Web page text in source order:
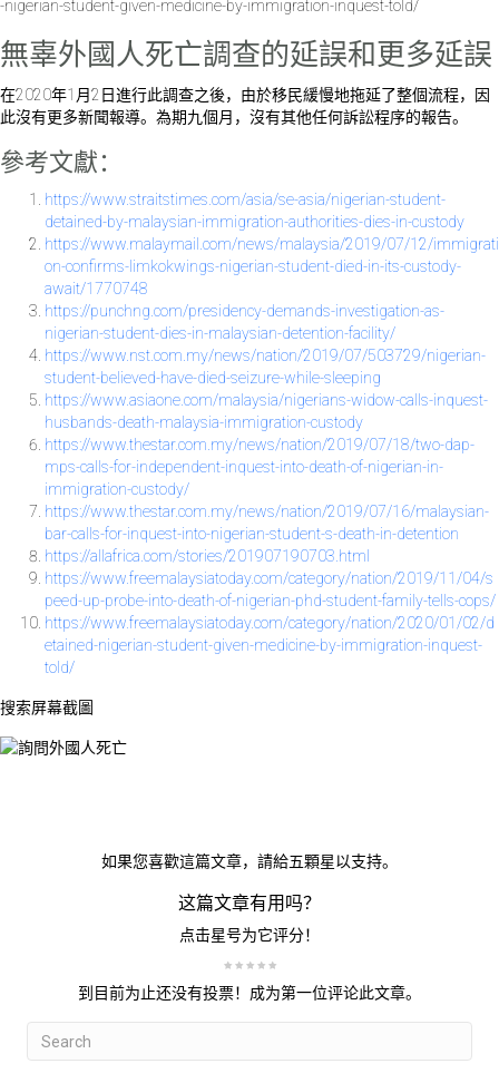
-nigerian-student-given-medicine-by-immigration-inquest-told/
無辜外國人死亡調查的延誤和更多延誤
在2020年1月2日進行此調查之後，由於移民緩慢地拖延了整個流程，因
此沒有更多新聞報導。為期九個月，沒有其他任何訴訟程序的報告。
參考文獻：
https://www.straitstimes.com/asia/se-asia/nigerian-student-
detained-by-malaysian-immigration-authorities-dies-in-custody
https://www.malaymail.com/news/malaysia/2019/07/12/immigrati
on-confirms-limkokwings-nigerian-student-died-in-its-custody-
await/1770748
https://punchng.com/presidency-demands-investigation-as-
nigerian-student-dies-in-malaysian-detention-facility/
https://www.nst.com.my/news/nation/2019/07/503729/nigerian-
student-believed-have-died-seizure-while-sleeping
https://www.asiaone.com/malaysia/nigerians-widow-calls-inquest-
husbands-death-malaysia-immigration-custody
https://www.thestar.com.my/news/nation/2019/07/18/two-dap-
mps-calls-for-independent-inquest-into-death-of-nigerian-in-
immigration-custody/
https://www.thestar.com.my/news/nation/2019/07/16/malaysian-
bar-calls-for-inquest-into-nigerian-student-s-death-in-detention
https://allafrica.com/stories/201907190703.html
https://www.freemalaysiatoday.com/category/nation/2019/11/04/s
peed-up-probe-into-death-of-nigerian-phd-student-family-tells-cops/
https://www.freemalaysiatoday.com/category/nation/2020/01/02/d
etained-nigerian-student-given-medicine-by-immigration-inquest-
told/
搜索屏幕截圖
如果您喜歡這篇文章，請給五顆星以支持。
这篇文章有用吗？
点击星号为它评分！
到目前为止还没有投票！成为第一位评论此文章。